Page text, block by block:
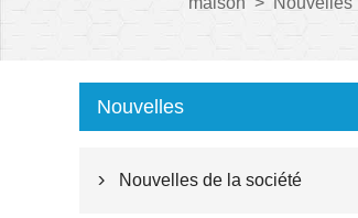
Nouvelles
 Nouvelles de la société